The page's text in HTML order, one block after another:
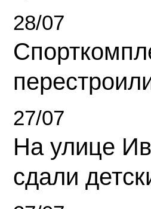
28/07
27/07
На улице
сдали